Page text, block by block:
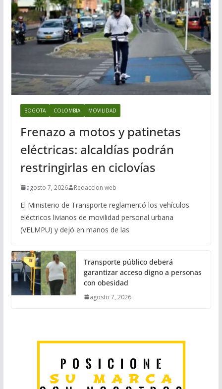
BOGOTA COLOMBIA MOVILIDAD
Frenazo a motos y patinetas
eléctricas: alcaldías podrán
restringirlas en ciclovías
agosto 7, 2026 Redaccion web
El Ministerio de Transporte reglamentó los vehículos
eléctricos livianos de movilidad personal urbana
(VELMPU) y dejó en manos de las
Transporte público deberá
garantizar acceso digno a personas
con obesidad
agosto 7, 2026